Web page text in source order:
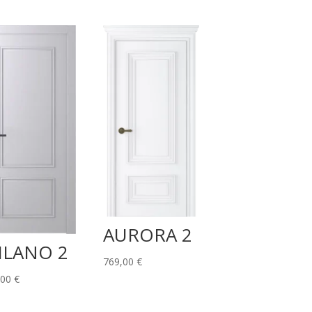
2
€
AURORA 2
769,00€